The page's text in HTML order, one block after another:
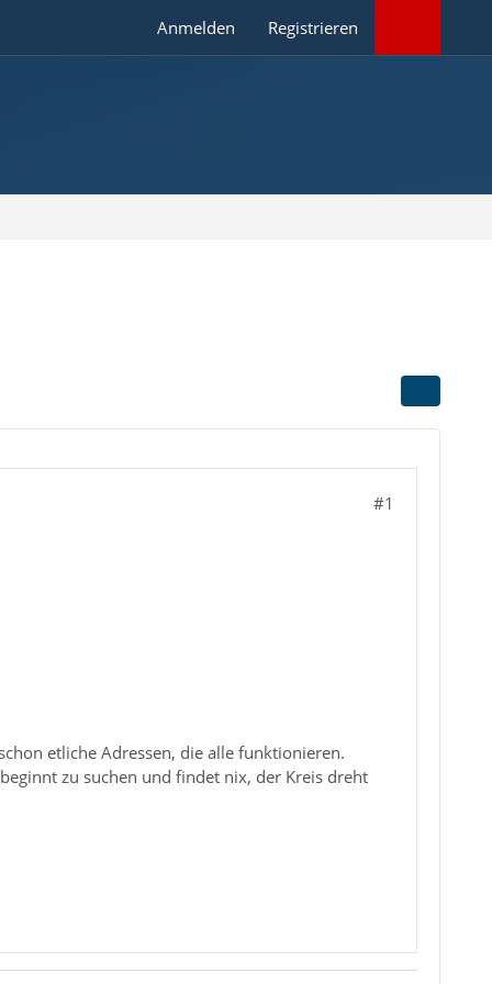
Anmelden Registrieren
#1
etliche Adressen, die alle funktionieren.
zu suchen und findet nix, der Kreis dreht